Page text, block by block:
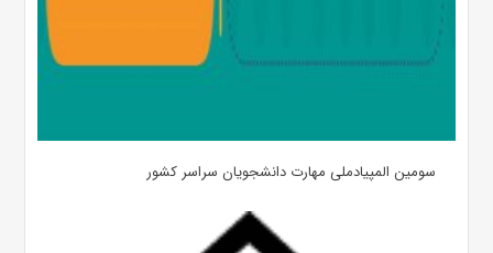
سومین المپیادملی مهارت دانشجویان سراسر کشور